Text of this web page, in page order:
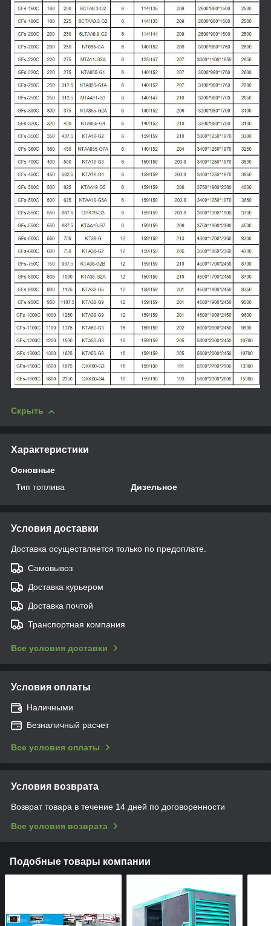
Скрыть
Характеристики
Основные
Тип топлива
Дизельное
Условия доставки
Доставка осуществляется только по предоплате.
Самовывоз
Доставка курьером
Доставка почтой
Транспортная компания
Все условия доставки
Условия оплаты
Наличными
Безналичный расчет
Все условия оплаты
Условия возврата
Возврат товара в течение 14 дней по договоренности
Все условия возврата
Подобные товары компании